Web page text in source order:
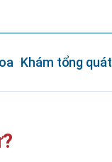
Khám tổng quát